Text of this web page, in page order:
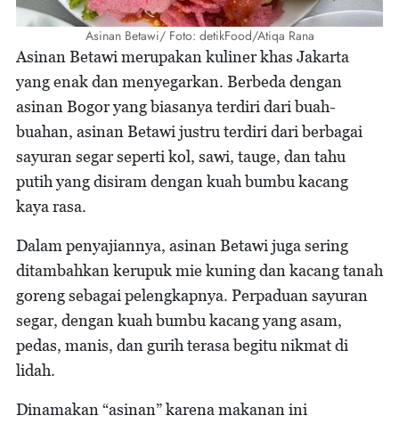
Asinan Betawi/ Foto: detikFood/Atiqa Rana
Asinan Betawi merupakan kuliner khas Jakarta
yang enak dan menyegarkan. Berbeda dengan
asinan Bogor yang biasanya terdiri dari buah-
buahan, asinan Betawi justru terdiri dari berbagai
sayuran segar seperti kol, sawi, tauge, dan tahu
putih yang disiram dengan kuah bumbu kacang
kaya rasa.
Dalam penyajiannya, asinan Betawi juga sering
ditambahkan kerupuk mie kuning dan kacang tanah
goreng sebagai pelengkapnya. Perpaduan sayuran
segar, dengan kuah bumbu kacang yang asam,
pedas, manis, dan gurih terasa begitu nikmat di
lidah.
Dinamakan “asinan” karena makanan ini